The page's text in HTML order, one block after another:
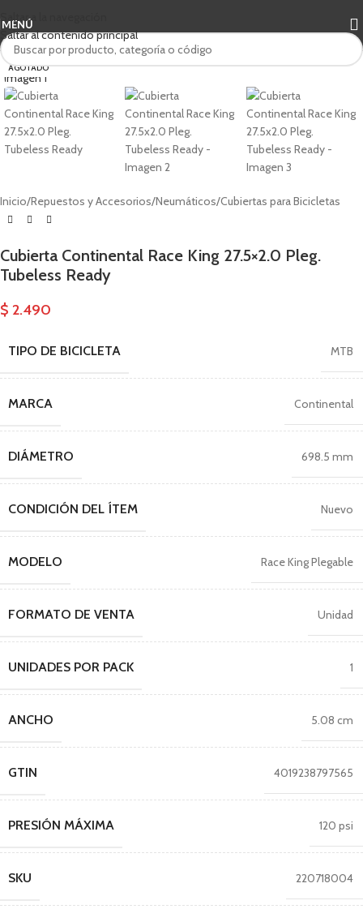
Saltar a la navegación
Saltar al contenido principal
MENÚ
AGOTADO
Haga clic para ampliar
Inicio/Repuestos y Accesorios/Neumáticos/Cubiertas para Bicicletas
Cubierta Continental Race King 27.5×2.0 Pleg.
Tubeless Ready
$ 2.490
TIPO DE BICICLETA MTB
MARCA Continental
DIÁMETRO 698.5 mm
CONDICIÓN DEL ÍTEM Nuevo
MODELO Race King Plegable
FORMATO DE VENTA Unidad
UNIDADES POR PACK 1
ANCHO 5.08 cm
GTIN 4019238797565
PRESIÓN MÁXIMA 120 psi
SKU 220718004